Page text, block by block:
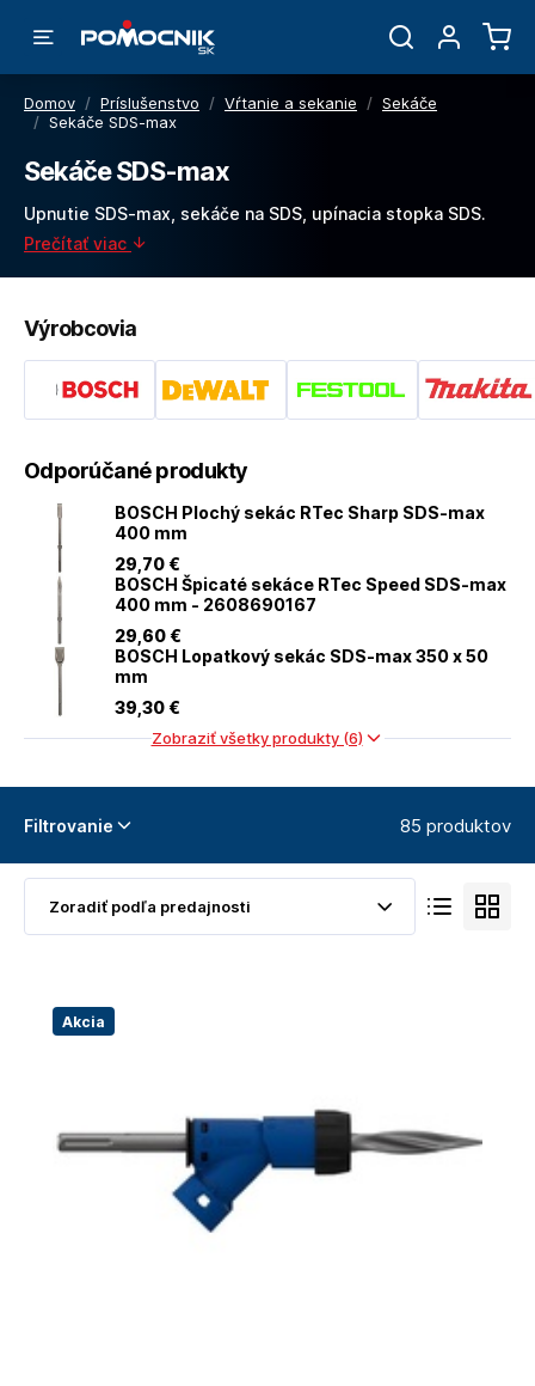
Domov / Príslušenstvo / Vŕtanie a sekanie / Sekáče
/ Sekáče SDS-max
Sekáče SDS-max
Upnutie SDS-max, sekáče na SDS, upínacia stopka SDS.
Prečítať viac
Výrobcovia
Odporúčané produkty
BOSCH Plochý sekác RTec Sharp SDS-max
400 mm
29 ,70 €
BOSCH Špicaté sekáce RTec Speed SDS-max
400 mm - 2608690167
29 ,60 €
BOSCH Lopatkový sekác SDS-max 350 x 50
mm
39 ,30 €
Zobraziť všetky produkty (6)
Filtrovanie 85 produktov
Akcia